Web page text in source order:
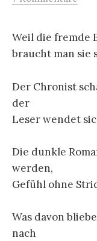
Weil die fremde
braucht man sie
Der Chronist
der
Leser wendet
Die dunkle
werden,
Gefühl ohne
Was davon
nach